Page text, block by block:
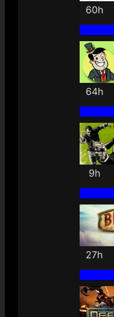
60h
64h
9h
27h